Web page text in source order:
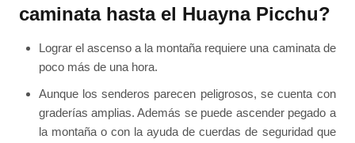
caminata hasta el Huayna Picchu?
Lograr el ascenso a la montaña requiere una caminata de
poco más de una hora.
Aunque los senderos parecen peligrosos, se cuenta con
graderías amplias. Además se puede ascender pegado a
la montaña o con la ayuda de cuerdas de seguridad que